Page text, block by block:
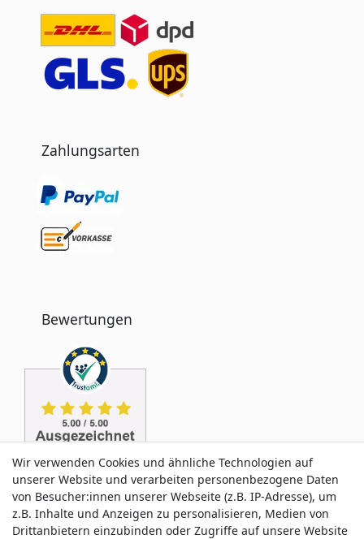
Zahlungsarten
Bewertungen
Wir verwenden Cookies und ähnliche Technologien auf
unserer Website und verarbeiten personenbezogene Daten
von Besucher:innen unserer Webseite (z.B. IP-Adresse), um
z.B. Inhalte und Anzeigen zu personalisieren, Medien von
Drittanbietern einzubinden oder Zugriffe auf unsere Website